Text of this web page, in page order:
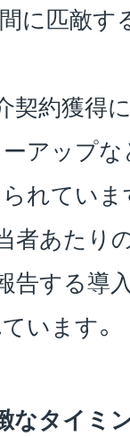
に匹敵す
契約獲得
アップな
れていま
者あたり
告する導
います。
なタイミ